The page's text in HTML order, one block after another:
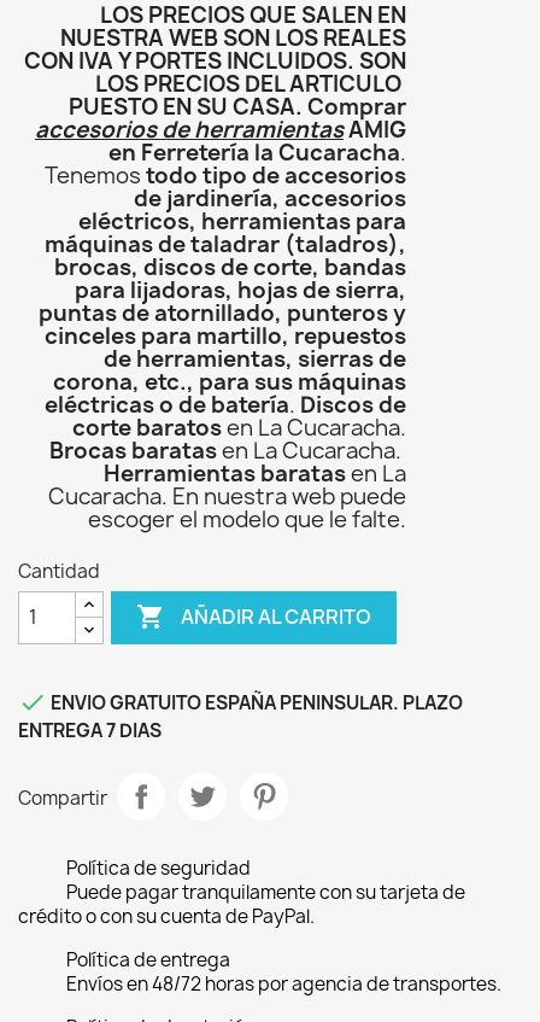
LOS PRECIOS QUE SALEN EN
NUESTRA WEB SON LOS REALES
CON IVA Y PORTES INCLUIDOS. SON
LOS PRECIOS DEL ARTICULO
PUESTO EN SU CASA. Comprar
accesorios de herramientasAMIG
en Ferretería la Cucaracha.
Tenemos todo tipo de accesorios
de jardinería, accesorios
eléctricos, herramientas para
máquinas de taladrar (taladros),
brocas, discos de corte, bandas
para lijadoras, hojas de sierra,
puntas de atornillado, punteros y
cinceles para martillo, repuestos
de herramientas, sierras de
corona, etc., para sus máquinas
eléctricas o de batería. Discos de
corte baratosen La Cucaracha.
Brocas baratasen La Cucaracha.
Herramientas baratasen La
Cucaracha. En nuestra web puede
escoger el modelo que le falte.
Cantidad
 AÑADIR AL CARRITO
 ENVIO GRATUITO ESPAÑA PENINSULAR. PLAZO
ENTREGA 7 DIAS
Compartir
Política de seguridad
Puede pagar tranquilamente con su tarjeta de
crédito o con su cuenta de PayPal.
Política de entrega
Envíos en 48/72 horas por agencia de transportes.